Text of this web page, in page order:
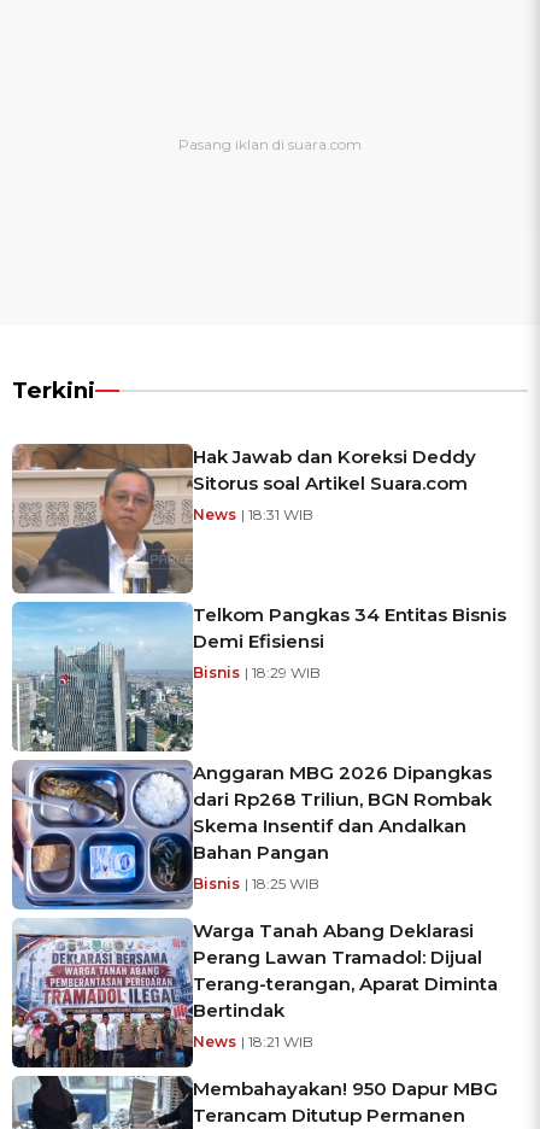
Terkini
Hak Jawab dan Koreksi Deddy
Sitorus soal Artikel Suara.com
News | 18:31 WIB
Telkom Pangkas 34 Entitas Bisnis
Demi Efisiensi
Bisnis | 18:29 WIB
Anggaran MBG 2026 Dipangkas
dari Rp268 Triliun, BGN Rombak
Skema Insentif dan Andalkan
Bahan Pangan
Bisnis | 18:25 WIB
Warga Tanah Abang Deklarasi
Perang Lawan Tramadol: Dijual
Terang-terangan, Aparat Diminta
Bertindak
News | 18:21 WIB
Membahayakan! 950 Dapur MBG
Terancam Ditutup Permanen